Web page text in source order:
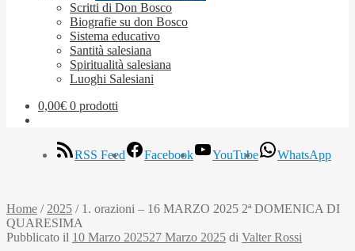
Scritti di Don Bosco
Biografie su don Bosco
Sistema educativo
Santità salesiana
Spiritualità salesiana
Luoghi Salesiani
0,00€ 0 prodotti
RSS Feed Facebook YouTube WhatsApp
Home / 2025 / 1. orazioni – 16 MARZO 2025 2ª DOMENICA DI
QUARESIMA
Pubblicato il 10 Marzo 202527 Marzo 2025 di Valter Rossi